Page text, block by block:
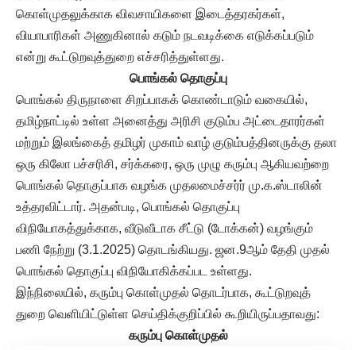
கொள்முதலுக்காக விவசாயிகளை இடைத்தரகர்கள்,
வியாபாரிகள் அணுகினால் கடும் நடவடிக்கை எடுக்கப்படும்
என்று கூட்டுறவுத்துறை எச்சரித்துள்ளது.
பொங்கல் தொகுப்பு
பொங்கல் திருநாளை சிறப்பாகக் கொண்டாடும் வகையில்,
தமிழ்நாட்டில் உள்ள அனைத்து அரிசி குடும்ப அட்டைதாரர்கள்
மற்றும் இலங்கைத் தமிழர் முகாம் வாழ் குடும்பத்தினருக்கு தலா
ஒரு கிலோ பச்சரிசி, சர்க்கரை, ஒரு முழு கரும்பு ஆகியவற்றை
பொங்கல் தொகுப்பாக வழங்க முதலமைச்சர்ர் மு.க.ஸ்டாலின்
உத்தரவிட்டார். அதன்படி, பொங்கல் தொகுப்பு
விநியோகத்துக்காக, வீடுவீடாக சீட்டு (டோக்கன்) வழங்கும்
பணி நேற்று (3.1.2025) தொடங்கியது. ஜன.9ஆம் தேதி முதல்
பொங்கல் தொகுப்பு விநியோகிக்கப்பட உள்ளது.
இந்நிலையில், கரும்பு கொள்முதல் தொடர்பாக, கூட்டுறவுத்
துறை வெளியிட்டுள்ள செய்திக்குறிப்பில் கூறியிருப்பதாவது:
கரும்பு கொள்முதல்